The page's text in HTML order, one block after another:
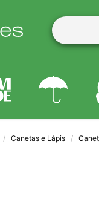
Canetas e Lápis